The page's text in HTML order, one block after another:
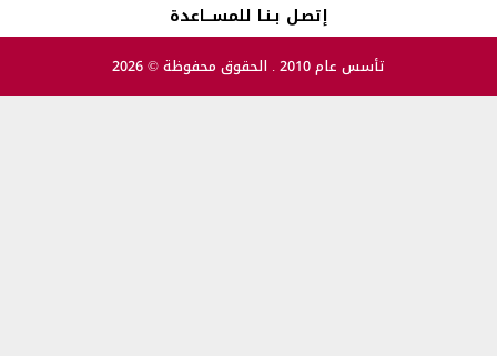
إتصـل بـنـا للمســـاعدة
تأسس عام 2010 . الحقوق محفوظة © 2026